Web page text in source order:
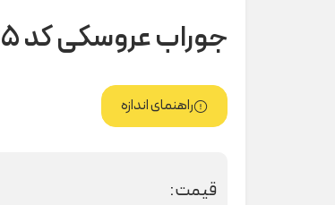
جوراب عروسکی کد H000265
راهنمای اندازه
قیمت: